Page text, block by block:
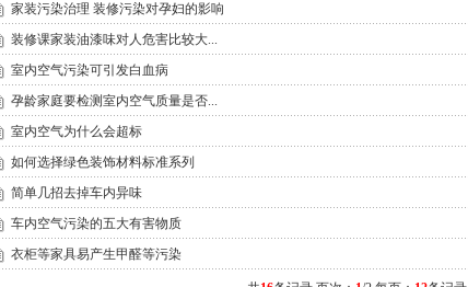
家装污染治理 装修污染对孕妇的影响
装修课家装油漆味对人危害比较大...
室内空气污染可引发白血病
孕龄家庭要检测室内空气质量是否...
室内空气为什么会超标
如何选择绿色装饰材料标准系列
简单几招去掉车内异味
车内空气污染的五大有害物质
衣柜等家具易产生甲醛等污染